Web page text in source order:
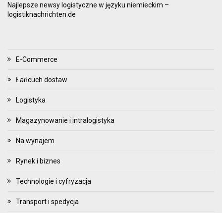
Najlepsze newsy logistyczne w języku niemieckim –
logistiknachrichten.de
E-Commerce
Łańcuch dostaw
Logistyka
Magazynowanie i intralogistyka
Na wynajem
Rynek i biznes
Technologie i cyfryzacja
Transport i spedycja